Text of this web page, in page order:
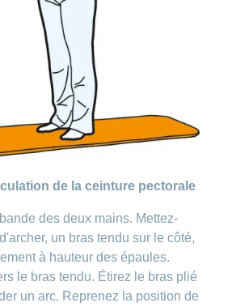
de la ceinture pectorale
des deux mains. Mettez-
un bras tendu sur le côté,
à hauteur des épaules.
le bras tendu. Étirez le bras plié
un arc. Reprenez la position de